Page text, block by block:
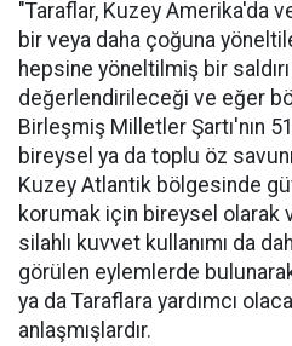
"Taraflar, Kuzey Amerika'da
bir veya daha çoğuna
hepsine yöneltilmiş bir
değerlendirileceği ve eğer
Birleşmiş Milletler Şartı'nın
bireysel ya da toplu öz
Kuzey Atlantik bölgesinde
korumak için bireysel olarak
silahlı kuvvet kullanımı da
görülen eylemlerde
ya da Taraflara yardımcı
anlaşmışlardır.